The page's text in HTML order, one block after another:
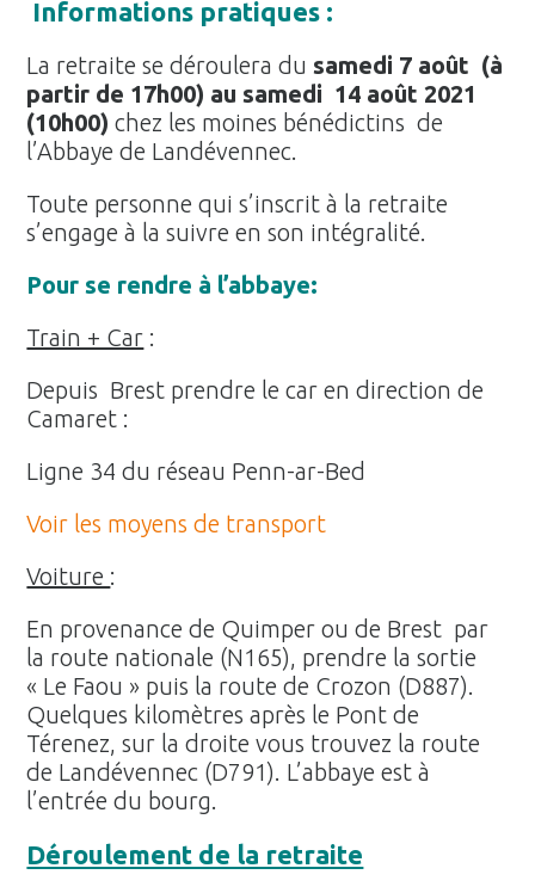
Informations pratiques :
La retraite se déroulera dusamedi 7 août (à
partir de 17h00) au samedi 14 août 2021
(10h00) chez les moines bénédictins de
l’Abbaye de Landévennec.
Toute personne qui s’inscrit à la retraite
s’engage à la suivre en son intégralité.
Pour se rendre à l’abbaye:
Train + Car :
Depuis Brest prendre le car en direction de
Camaret :
Ligne 34 du réseau Penn-ar-Bed
Voir les moyens de transport
Voiture :
En provenance de Quimper ou de Brest par
la route nationale (N165), prendre la sortie
« Le Faou » puis la route de Crozon (D887).
Quelques kilomètres après le Pont de
Térenez, sur la droite vous trouvez la route
de Landévennec (D791). L’abbaye est à
l’entrée du bourg.
Déroulement de la retraite